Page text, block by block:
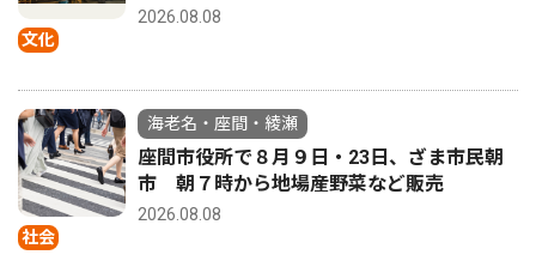
文化
2026.08.08
社会
海老名・座間・綾瀬
座間市役所で８月９日・23日、ざま市民朝
市 朝７時から地場産野菜など販売
2026.08.08